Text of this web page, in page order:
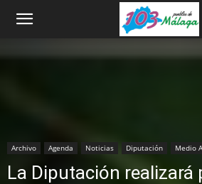
Archivo Agenda Noticias Diputación Medio
La Diputación realizará